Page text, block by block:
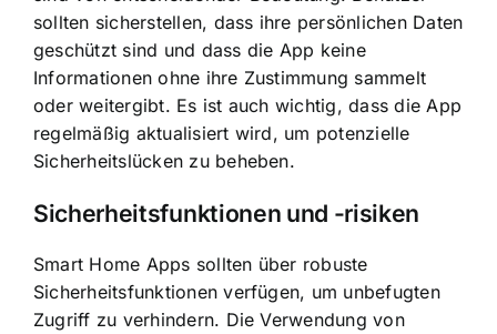
sollten sicherstellen, dass ihre persönlichen Daten
geschützt sind und dass die App keine
Informationen ohne ihre Zustimmung sammelt
oder weitergibt. Es ist auch wichtig, dass die App
regelmäßig aktualisiert wird, um potenzielle
Sicherheitslücken zu beheben.
Sicherheitsfunktionen und -risiken
Smart Home Apps sollten über robuste
Sicherheitsfunktionen verfügen, um unbefugten
Zugriff zu verhindern. Die Verwendung von